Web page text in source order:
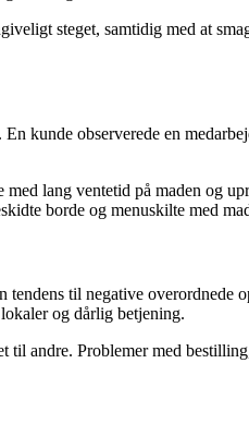
steget, samtidig med at
kunde observerede en
lang ventetid på maden og
borde og menuskilte med
til negative
og dårlig betjening.
andre. Problemer med